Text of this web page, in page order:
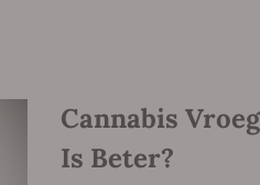
Cannabis
Is Beter?